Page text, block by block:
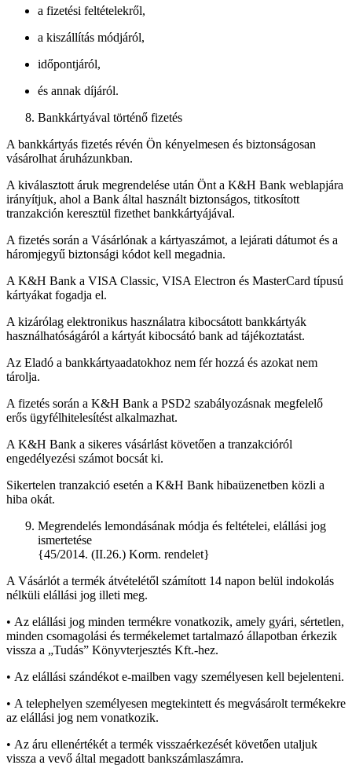
a fizetési feltételekről,
a kiszállítás módjáról,
időpontjáról,
és annak díjáról.
Bankkártyával történő fizetés
A bankkártyás fizetés révén Ön kényelmesen és biztonságosan
vásárolhat áruházunkban.
A kiválasztott áruk megrendelése után Önt a K&H Bank weblapjára
irányítjuk, ahol a Bank által használt biztonságos, titkosított
tranzakción keresztül fizethet bankkártyájával.
A fizetés során a Vásárlónak a kártyaszámot, a lejárati dátumot és a
háromjegyű biztonsági kódot kell megadnia.
A K&H Bank a VISA Classic, VISA Electron és MasterCard típusú
kártyákat fogadja el.
A kizárólag elektronikus használatra kibocsátott bankkártyák
használhatóságáról a kártyát kibocsátó bank ad tájékoztatást.
Az Eladó a bankkártyaadatokhoz nem fér hozzá és azokat nem
tárolja.
A fizetés során a K&H Bank a PSD2 szabályozásnak megfelelő
erős ügyfélhitelesítést alkalmazhat.
A K&H Bank a sikeres vásárlást követően a tranzakcióról
engedélyezési számot bocsát ki.
Sikertelen tranzakció esetén a K&H Bank hibaüzenetben közli a
hiba okát.
Megrendelés lemondásának módja és feltételei, elállási jog
ismertetése
{45/2014. (II.26.) Korm. rendelet}
A Vásárlót a termék átvételétől számított 14 napon belül indokolás
nélküli elállási jog illeti meg.
• Az elállási jog minden termékre vonatkozik, amely gyári, sértetlen,
minden csomagolási és termékelemet tartalmazó állapotban érkezik
vissza a „Tudás” Könyvterjesztés Kft.-hez.
• Az elállási szándékot e-mailben vagy személyesen kell bejelenteni.
• A telephelyen személyesen megtekintett és megvásárolt termékekre
az elállási jog nem vonatkozik.
• Az áru ellenértékét a termék visszaérkezését követően utaljuk
vissza a vevő által megadott bankszámlaszámra.